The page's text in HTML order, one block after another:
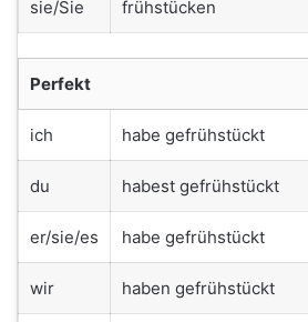
sie/Sie frühstücken
Perfekt
ich habe gefrühstückt
du habest gefrühstückt
er/sie/es habe gefrühstückt
wir haben gefrühstückt